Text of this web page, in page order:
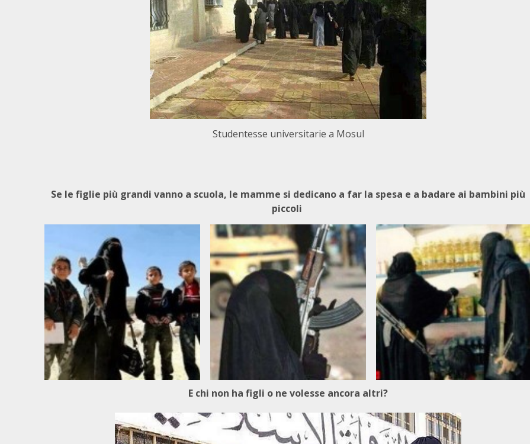
Studentesse universitarie a Mosul
Se le figlie più grandi vanno a scuola, le mamme si dedicano a far la spesa e a badare ai bambini più
piccoli
E chi non ha figli o ne volesse ancora altri?